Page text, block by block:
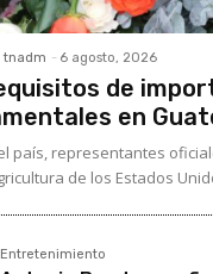
tnadm - 6 agosto, 2026
de
en
país, representantes
de los Estados
Entretenimiento